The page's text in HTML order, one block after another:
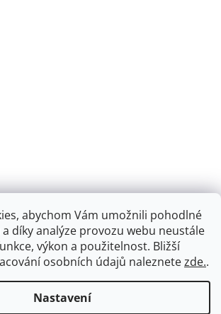
abychom Vám umožnili pohodlné
díky analýze provozu webu neustále
výkon a použitelnost. Bližší
osobních údajů naleznetezde..
Nastavení